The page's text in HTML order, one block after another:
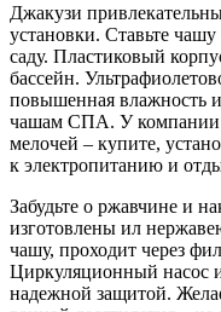
Джакузи
установки. Ставьте
саду. Пластиковый
бассейн.
повышенная влажность
чашам СПА. У компании
мелочей – купите,
к электропитанию и
Забудьте о ржавчине и
изготовлены ил
чашу, проходит через
Циркуляционный насос
надежной защитой.